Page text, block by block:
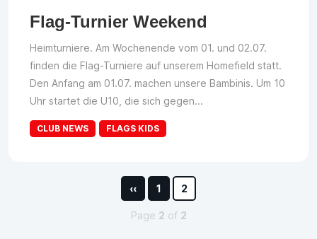
Flag-Turnier Weekend
Heimturniere. Am Wochenende vom 01. und 02.07.
finden die Flag-Turniere auf unserem Homefield statt.
Den Anfang am 01.07. machen unsere Bambinis. Um 10
Uhr startet die U10, die sich gegen...
CLUB NEWS FLAGS KIDS
‹‹ 1 2
Page 2 of 2